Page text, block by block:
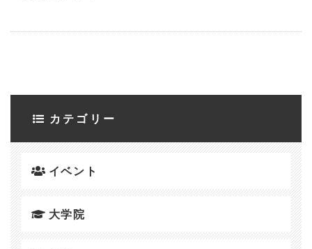
カテゴリー
イベント
大学院